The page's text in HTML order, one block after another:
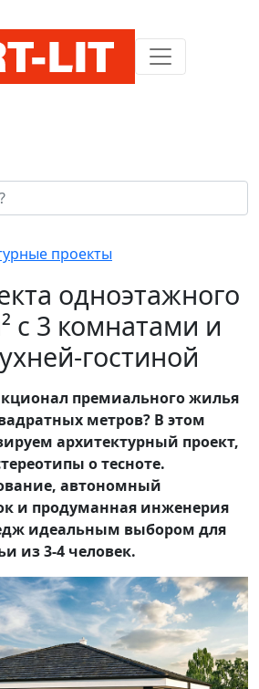
проекты
одноэтажного
с 3 комнатами и
гостиной
премиального жилья
метров? В этом
архитектурный проект,
о тесноте.
автономный
и продуманная инженерия
идеальным выбором для
из 3-4 человек.